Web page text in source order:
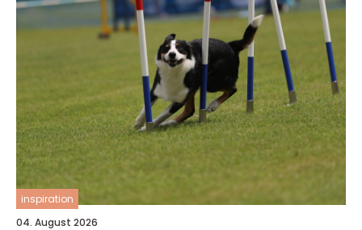
inspiration
04. August 2026